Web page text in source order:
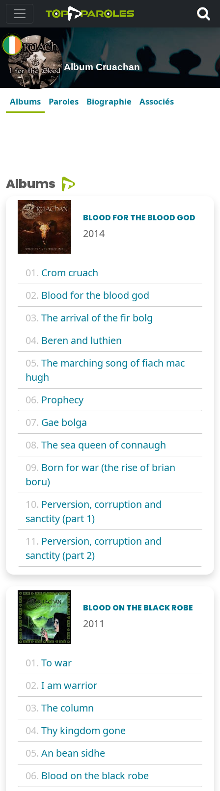
Album Cruachan
Albums Paroles Biographie Associés
Albums
BLOOD FOR THE BLOOD GOD
2014
01. Crom cruach
02. Blood for the blood god
03. The arrival of the fir bolg
04. Beren and luthien
05. The marching song of fiach mac
hugh
06. Prophecy
07. Gae bolga
08. The sea queen of connaugh
09. Born for war (the rise of brian
boru)
10. Perversion, corruption and
sanctity (part 1)
11. Perversion, corruption and
sanctity (part 2)
BLOOD ON THE BLACK ROBE
2011
01. To war
02. I am warrior
03. The column
04. Thy kingdom gone
05. An bean sidhe
06. Blood on the black robe